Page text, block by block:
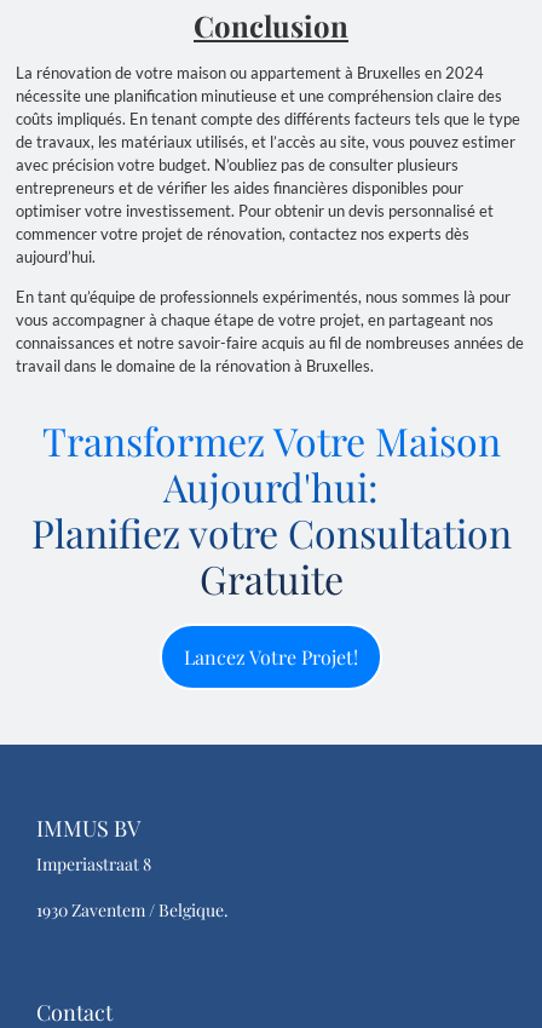
Conclusion
La rénovation de votre maison ou appartement à Bruxelles en 2024
nécessite une planification minutieuse et une compréhension claire des
coûts impliqués. En tenant compte des différents facteurs tels que le type
de travaux, les matériaux utilisés, et l’accès au site, vous pouvez estimer
avec précision votre budget. N’oubliez pas de consulter plusieurs
entrepreneurs et de vérifier les aides financières disponibles pour
optimiser votre investissement. Pour obtenir un devis personnalisé et
commencer votre projet de rénovation, contactez nos experts dès
aujourd’hui.
En tant qu’équipe de professionnels expérimentés, nous sommes là pour
vous accompagner à chaque étape de votre projet, en partageant nos
connaissances et notre savoir-faire acquis au fil de nombreuses années de
travail dans le domaine de la rénovation à Bruxelles.
Transformez Votre Maison
Aujourd'hui:
Planifiez votre Consultation
Gratuite
Lancez Votre Projet!
IMMUS BV
Imperiastraat 8
1930 Zaventem / Belgique.
Contact